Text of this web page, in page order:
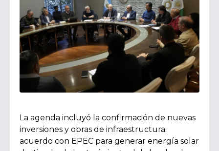
La agenda incluyó la confirmación de nuevas
inversiones y obras de infraestructura:
acuerdo con EPEC para generar energía solar